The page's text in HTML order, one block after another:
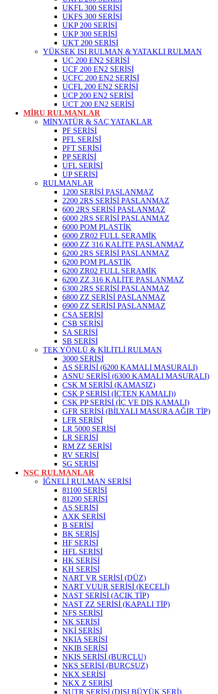
UKFL 300 SERİSİ
UKFS 300 SERİSİ
UKP 200 SERİSİ
UKP 300 SERİSİ
UKT 200 SERİSİ
YÜKSEK ISI RULMAN & YATAKLI RULMAN
UC 200 EN2 SERİSİ
UCF 200 EN2 SERİSİ
UCFC 200 EN2 SERİSİ
UCFL 200 EN2 SERİSİ
UCP 200 EN2 SERİSİ
UCT 200 EN2 SERİSİ
MİRU RULMANLAR
MİNYATÜR & SAÇ YATAKLAR
PF SERİSİ
PFL SERİSİ
PFT SERİSİ
PP SERİSİ
UFL SERİSİ
UP SERİSİ
RULMANLAR
1200 SERİSİ PASLANMAZ
2200 2RS SERİSİ PASLANMAZ
600 2RS SERİSİ PASLANMAZ
6000 2RS SERİSİ PASLANMAZ
6000 POM PLASTİK
6000 ZR02 FULL SERAMİK
6000 ZZ 316 KALİTE PASLANMAZ
6200 2RS SERİSİ PASLANMAZ
6200 POM PLASTİK
6200 ZR02 FULL SERAMİK
6200 ZZ 316 KALİTE PASLANMAZ
6300 2RS SERİSİ PASLANMAZ
6800 ZZ SERİSİ PASLANMAZ
6900 ZZ SERİSİ PASLANMAZ
CSA SERİSİ
CSB SERİSİ
SA SERİSİ
SB SERİSİ
TEK YÖNLÜ & KİLİTLİ RULMAN
3000 SERİSİ
AS SERİSİ (6200 KAMALI MASURALI)
ASNU SERİSİ (6300 KAMALI MASURALI)
CSK M SERİSİ (KAMASIZ)
CSK P SERİSİ (İÇTEN KAMALI))
CSK PP SERİSİ (İÇ VE DIŞ KAMALI)
GFR SERİSİ (BİLYALI MASURA AĞIR TİP)
LFR SERİSİ
LR 5000 SERİSİ
LR SERİSİ
RM ZZ SERİSİ
RV SERİSİ
SG SERİSİ
NSC RULMANLAR
İĞNELİ RULMAN SERİSİ
81100 SERİSİ
81200 SERİSİ
AS SERİSİ
AXK SERİSİ
B SERİSİ
BK SERİSİ
HF SERİSİ
HFL SERİSİ
HK SERİSİ
KH SERİSİ
NART VR SERİSİ (DÜZ)
NART VUUR SERİSİ (KEÇELİ)
NAST SERİSİ (AÇIK TİP)
NAST ZZ SERİSİ (KAPALI TİP)
NFS SERİSİ
NK SERİSİ
NKİ SERİSİ
NKIA SERİSİ
NKIB SERİSİ
NKIS SERİSİ (BURÇLU)
NKS SERİSİ (BURÇSUZ)
NKX SERİSİ
NKX Z SERİSİ
NUTR SERİSİ (DIŞI BÜYÜK SERİ)